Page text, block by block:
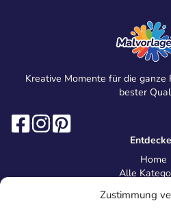
Zustimmung
Kreative Momente für die ganze
bester
Home
Alle